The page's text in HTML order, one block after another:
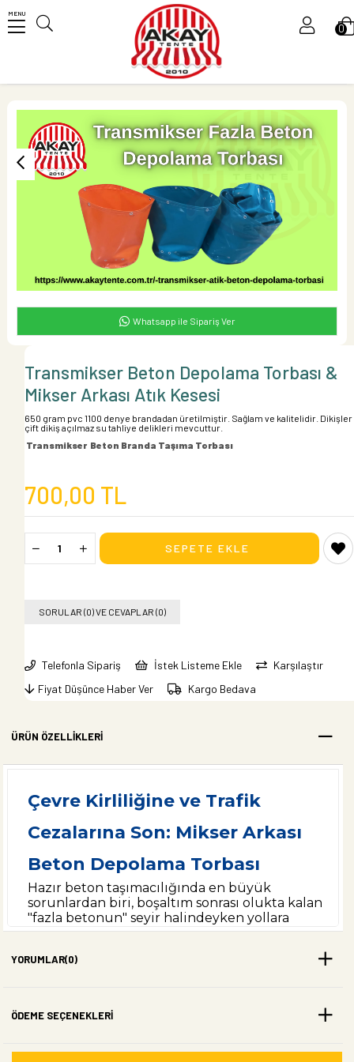
MENU
0
Üye Ol
Whatsapp ile Sipariş Ver
Transmikser Beton Depolama Torbası &
Mikser Arkası Atık Kesesi
650 gram pvc 1100 denye brandadan üretilmiştir. Sağlam ve kalitelidir. Dikişler
çift dikiş açılmaz su tahliye delikleri mevcuttur.
Transmikser Beton Branda Taşıma Torbası
700,00 TL
SORULAR (0) VE CEVAPLAR (0)
Telefonla Sipariş İstek Listeme Ekle
Karşılaştır
Fiyat Düşünce Haber Ver
Kargo Bedava
ÜRÜN ÖZELLIKLERI
Çevre Kirliliğine ve Trafik
Cezalarına Son: Mikser Arkası
Beton Depolama Torbası
Hazır beton taşımacılığında en büyük
sorunlardan biri, boşaltım sonrası olukta kalan
"fazla betonun" seyir halindeyken yollara
dökülmesidir. Bu durum hem çevre kirliliğine
cezaları olarak geri dönmektedir.
Akay Tente
çözen, dayanıklı ve pratik bir sistemdir.
YORUMLAR(0)
ÖDEME SEÇENEKLERI